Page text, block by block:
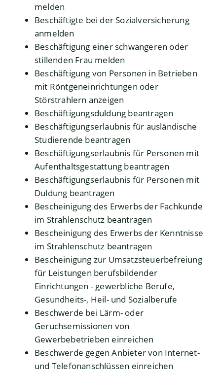
melden
Beschäftigte bei der Sozialversicherung
anmelden
Beschäftigung einer schwangeren oder
stillenden Frau melden
Beschäftigung von Personen in Betrieben
mit Röntgeneinrichtungen oder
Störstrahlern anzeigen
Beschäftigungsduldung beantragen
Beschäftigungserlaubnis für ausländische
Studierende beantragen
Beschäftigungserlaubnis für Personen mit
Aufenthaltsgestattung beantragen
Beschäftigungserlaubnis für Personen mit
Duldung beantragen
Bescheinigung des Erwerbs der Fachkunde
im Strahlenschutz beantragen
Bescheinigung des Erwerbs der Kenntnisse
im Strahlenschutz beantragen
Bescheinigung zur Umsatzsteuerbefreiung
für Leistungen berufsbildender
Einrichtungen - gewerbliche Berufe,
Gesundheits-, Heil- und Sozialberufe
Beschwerde bei Lärm- oder
Geruchsemissionen von
Gewerbebetrieben einreichen
Beschwerde gegen Anbieter von Internet-
und Telefonanschlüssen einreichen